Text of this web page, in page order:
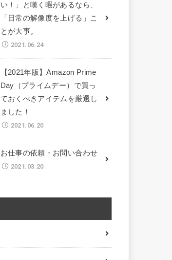
い！」と嘆く暇があるなら、
「日常の解像度を上げる」こ
とが大事。
2021.06.24
【2021年版】Amazon Prime
Day（プライムデー）で買っ
ておくべきアイテムを厳選し
ました！
2021.06.20
お仕事の依頼・お問い合わせ
2021.03.20